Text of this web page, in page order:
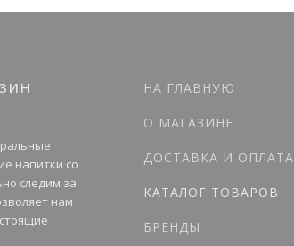
напитки со
следим за
нам
НА ГЛАВНУЮ
О МАГАЗИНЕ
ДОСТАВКА И ОПЛАТА
КАТАЛОГ ТОВАРОВ
БРЕНДЫ